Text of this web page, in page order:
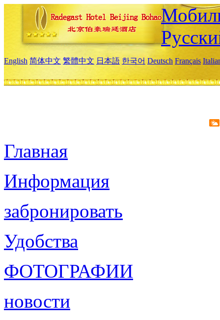
English 简体中文 繁體中文 日本語 한국어 Deutsch Français
Главная
Информация
забронировать
Удобства
ФОТОГРАФИИ
новости